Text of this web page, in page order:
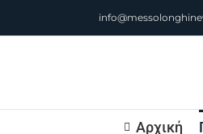
στο
Αρχική